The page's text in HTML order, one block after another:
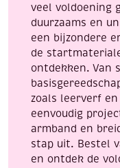
veel voldoening
duurzaams en
een bijzondere
de
ontdekken. Van
zoals leerverf
eenvoudig
armband en
stap uit. Bestel
en ontdek de